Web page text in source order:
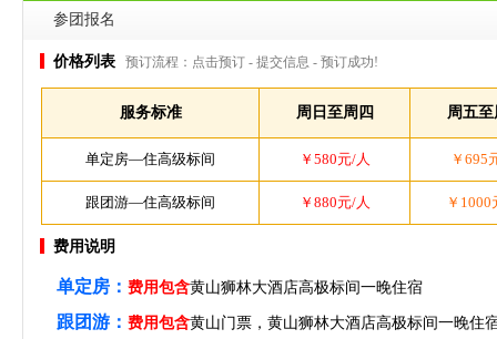
参团报名
价格列表 预订流程：点击预订 - 提交信息 - 预订成功!
服务标准 周日至周四 周五至
单定房—住高级标间 ￥580元/人 ￥695
跟团游—住高级标间 ￥880元/人 ￥1000
费用说明
单定房： 费用包含黄山狮林大酒店高极标间一晚住宿
跟团游： 费用包含黄山门票，黄山狮林大酒店高极标间一晚住